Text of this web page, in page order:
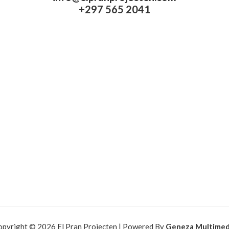
+297 565 2041​
© 2026 El Pran Projecten | Powered By Geneza